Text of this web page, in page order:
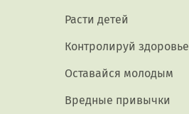
Расти детей
Контролируй здоровье
Оставайся молодым
Вредные привычки